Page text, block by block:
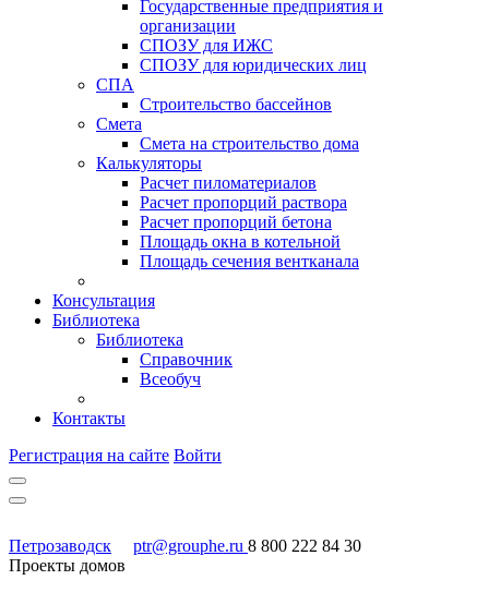
Государственные предприятия и
организации
СПОЗУ для ИЖС
СПОЗУ для юридических лиц
СПА
Строительство бассейнов
Смета
Смета на строительство дома
Калькуляторы
Расчет пиломатериалов
Расчет пропорций раствора
Расчет пропорций бетона
Площадь окна в котельной
Площадь сечения вентканала
Консультация
Библиотека
Библиотека
Справочник
Всеобуч
Контакты
Регистрация на сайте Войти
Петрозаводск ptr@grouphe.ru 8 800 222 84 30
Проекты домов